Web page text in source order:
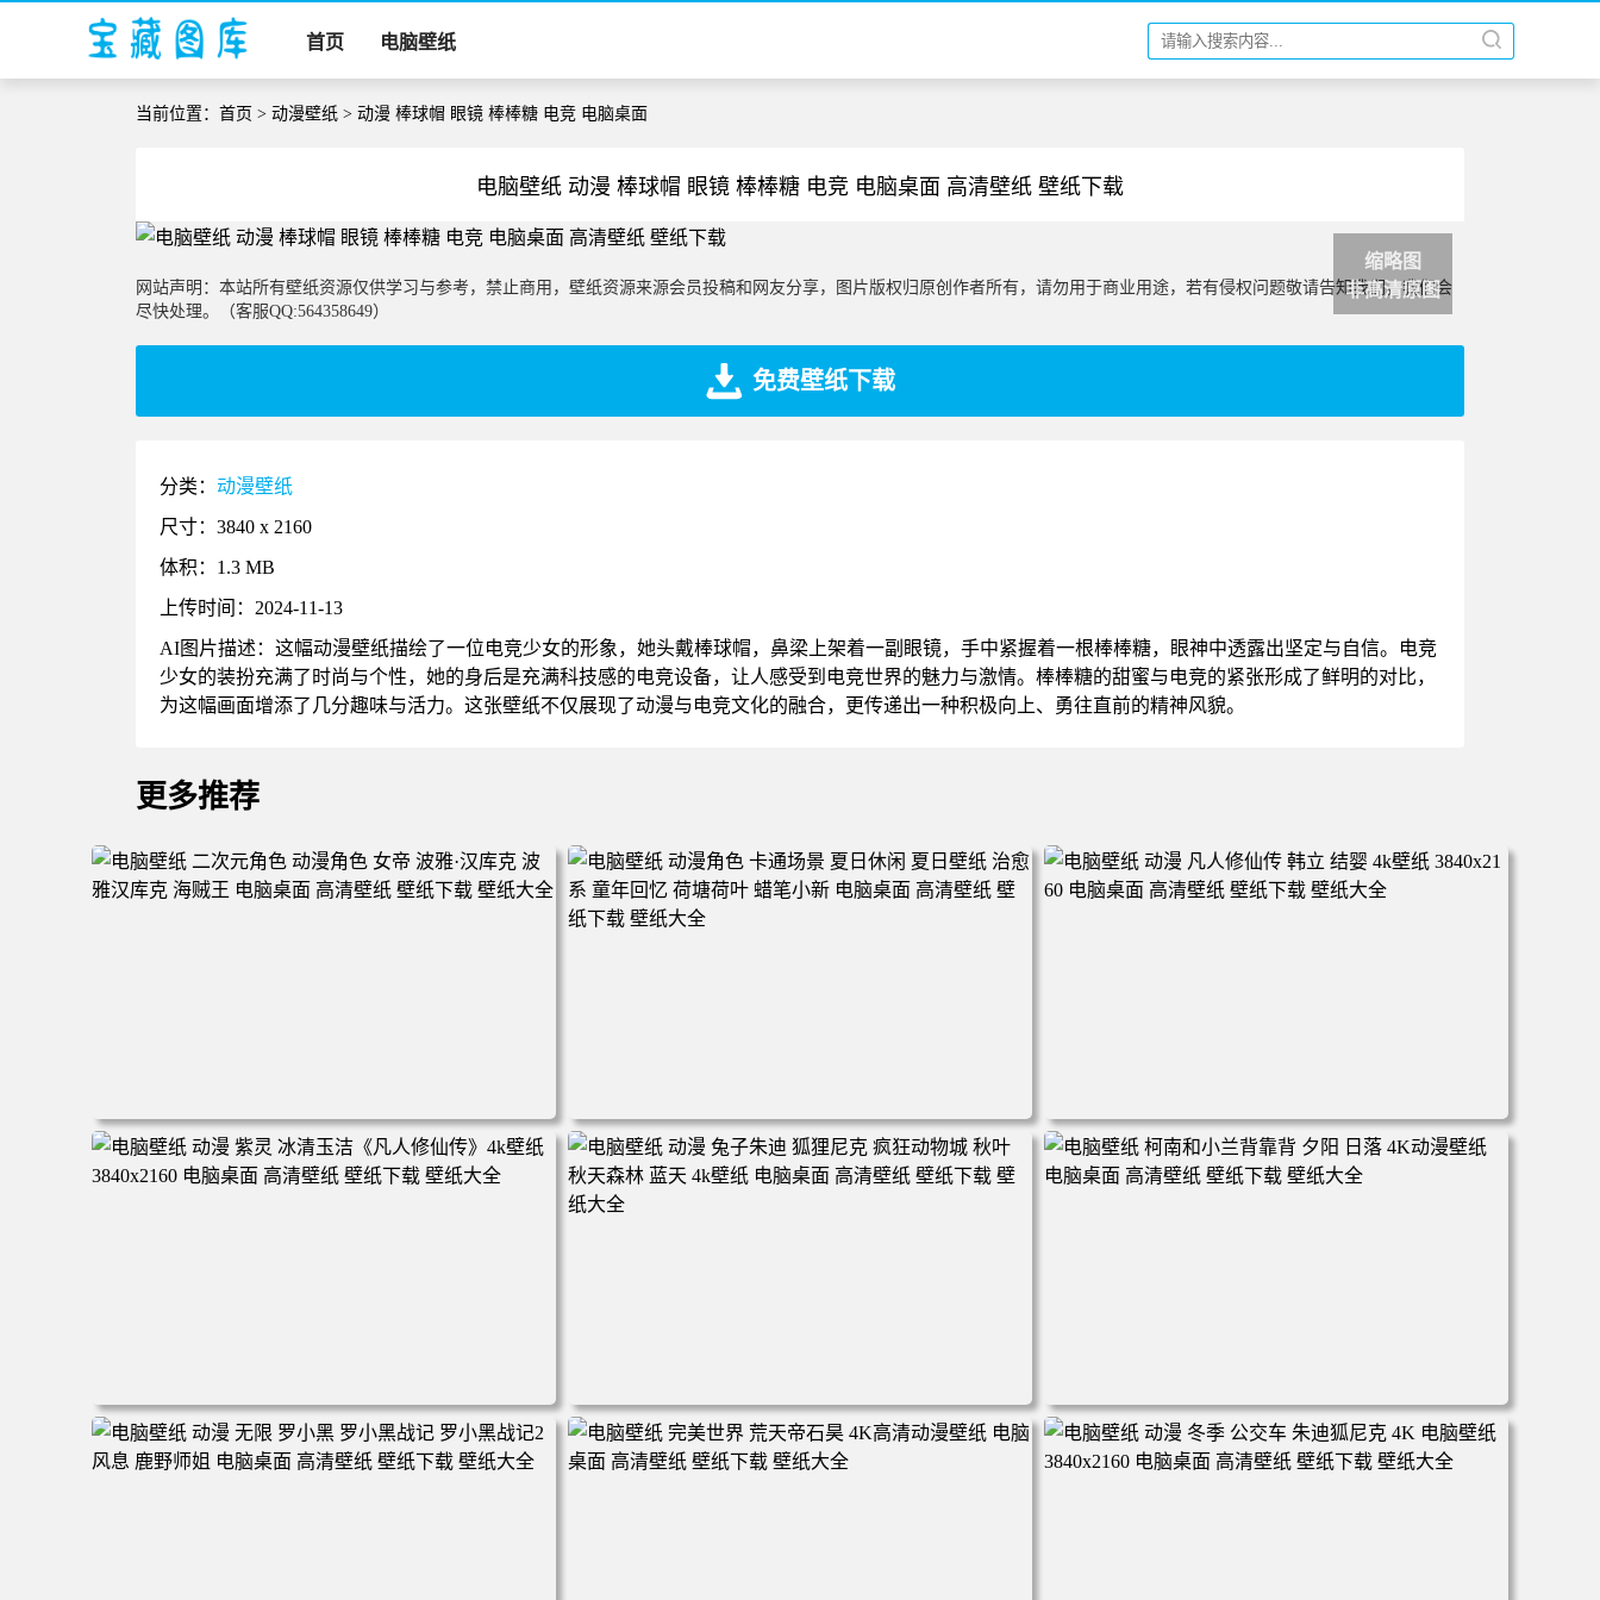
首页 电脑壁纸
当前位置：首页 >动漫壁纸 > 动漫 棒球帽 眼镜 棒棒糖 电竞 电脑桌面
电脑壁纸 动漫 棒球帽 眼镜 棒棒糖 电竞 电脑桌面 高清壁纸 壁纸下载
缩略图
非高清原图
网站声明：本站所有壁纸资源仅供学习与参考，禁止商用，壁纸资源来源会员投稿和网友分享，图片版权归原创作者所有，请勿用于商业用途，若有侵权问题敬请告知我们，我们会
尽快处理。（客服QQ:564358649）
免费壁纸下载
分类：动漫壁纸
尺寸：3840 x 2160
体积：1.3 MB
上传时间：2024-11-13
AI图片描述：这幅动漫壁纸描绘了一位电竞少女的形象，她头戴棒球帽，鼻梁上架着一副眼镜，手中紧握着一根棒棒糖，眼神中透露出坚定与自信。电竞
少女的装扮充满了时尚与个性，她的身后是充满科技感的电竞设备，让人感受到电竞世界的魅力与激情。棒棒糖的甜蜜与电竞的紧张形成了鲜明的对比，
为这幅画面增添了几分趣味与活力。这张壁纸不仅展现了动漫与电竞文化的融合，更传递出一种积极向上、勇往直前的精神风貌。
更多推荐
电脑壁纸 二次元角色 动漫角色 女帝 波雅·汉库克 波雅汉库
克 海贼王 电脑桌面 高清壁纸 壁纸下载 壁纸大全
电脑壁纸 动漫角色 卡通场景 夏日休闲 夏日壁纸 治愈系 童
年回忆 荷塘荷叶 蜡笔小新 电脑桌面 高清壁纸 壁纸下载 壁
纸大全
电脑壁纸 动漫 凡人修仙传 韩立 结婴 4k壁纸 3840x2160 电
脑桌面 高清壁纸 壁纸下载 壁纸大全
电脑壁纸 动漫 紫灵 冰清玉洁《凡人修仙传》4k壁纸 3840x2
160 电脑桌面 高清壁纸 壁纸下载 壁纸大全
电脑壁纸 动漫 兔子朱迪 狐狸尼克 疯狂动物城 秋叶 秋天森
林 蓝天 4k壁纸 电脑桌面 高清壁纸 壁纸下载 壁纸大全
电脑壁纸 柯南和小兰背靠背 夕阳 日落 4K动漫壁纸 电脑桌
面 高清壁纸 壁纸下载 壁纸大全